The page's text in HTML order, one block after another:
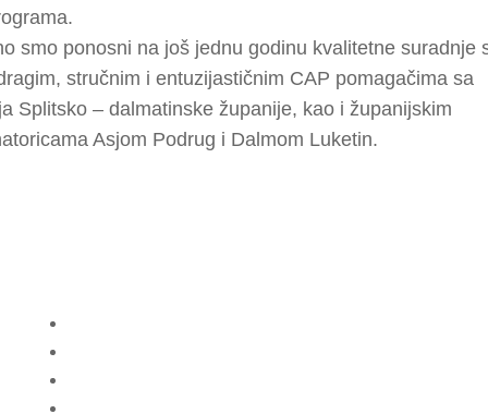
smo ponosni na još jednu godinu kvalitetne suradnje
stručnim i entuzijastičnim CAP pomagačima sa
Splitsko – dalmatinske županije, kao i županijskim
Asjom Podrug i Dalmom Luketin.